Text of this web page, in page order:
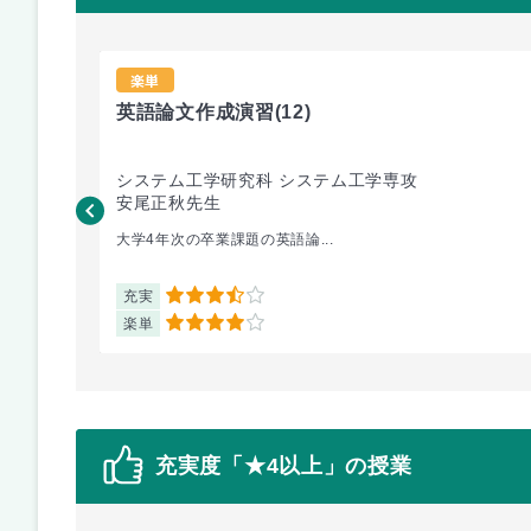
楽単
英語論文作成演習(12)
システム工学研究科 システム工学専攻
安尾正秋先生
大学4年次の卒業課題の英語論...
充実 3.5
楽単 4
充実度「★4以上」の授業